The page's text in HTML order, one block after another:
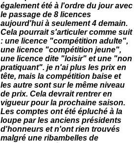
également été à l'ordre du jour avec
le passage de 8 licences
aujourd'hui à seulement 4 demain.
Cela pourrait s'articuler comme suit
: une licence "compétition adulte",
une licence "compétition jeune",
une licence dite "loisir" et une "non
pratiquant". je n'ai plus les prix en
tête, mais la compétition baise et
les autre sont sur le même niveau
de prix. Cela devrait rentrer en
vigueur pour la prochaine saison.
Les comptes ont été épluché à la
loupe par les anciens présidents
d'honneurs et n'ont rien trouvés
malgré une ribambelles de